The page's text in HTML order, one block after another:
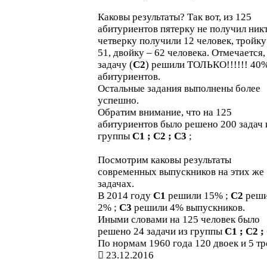
Каковы результаты? Так вот, из 125
абитуриентов пятерку не получил
четверку получили 12 человек,
51, двойку – 62 человека. Отмечается,
задачу (С2) решили ТОЛЬКО!!!!!!
абитуриентов.
Остальные задания выполнены более
успешно.
Обратим внимание, что на 125
абитуриентов было решено 200 задач
группы С1 ; С2 ; С3 ;
Посмотрим каковы результаты
современных выпускников на этих же
задачах.
В 2014 году С1 решили 15% ; С2
2% ; С3 решили 4% выпускников.
Иными словами на 125 человек было
решено 24 задачи из группы С1 ; С2 ;
По нормам 1960 года 120 двоек и 5
23.12.2016